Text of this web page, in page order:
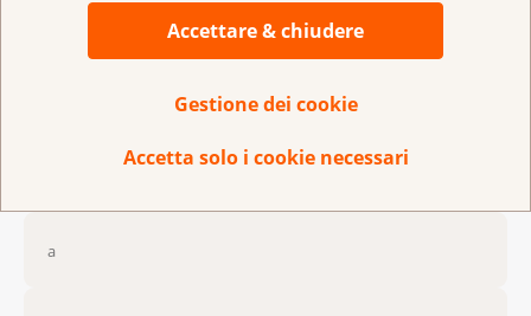
Accettare & chiudere
Gestione dei cookie
Accetta solo i cookie necessari
contattarli di persona, o tramite telefono, e-mail o
che vengono fatte a riguardo.
a